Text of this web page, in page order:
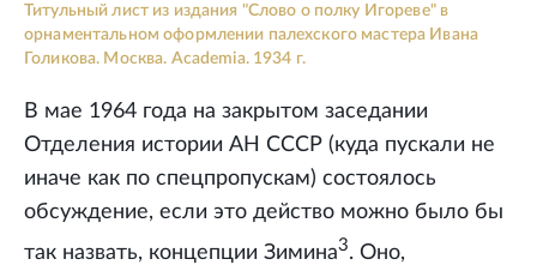
Титульный лист из издания "Слово о полку Игореве" в
орнаментальном оформлении палехского мастера Ивана
Голикова. Москва. Academia. 1934 г.
В мае 1964 года на закрытом заседании
Отделения истории АН СССР (куда пускали не
иначе как по спецпропускам) состоялось
обсуждение, если это действо можно было бы
так назвать, концепции Зимина3. Оно,